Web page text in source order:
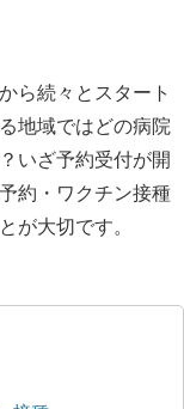
ら続々とスタート
地域ではどの病院
いざ予約受付が開
約・ワクチン接種
が大切です。